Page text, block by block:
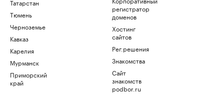
Татарстан
Тюмень
Черноземье
Кавказ
Карелия
Мурманск
Приморский
край
регистратор
доменов
Хостинг
сайтов
Рег.решения
Знакомства
Сайт
знакомств
podbor.ru